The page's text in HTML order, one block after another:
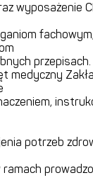
wyposażenie
przepisach.
medyczny
potrzeb
ramach